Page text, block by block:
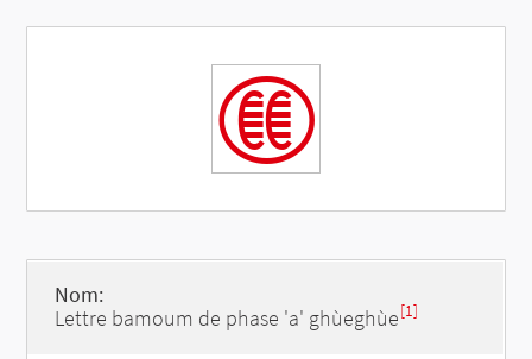
𖠡
Nom:
Lettre bamoum de phase 'a' ghùeghùe[1]